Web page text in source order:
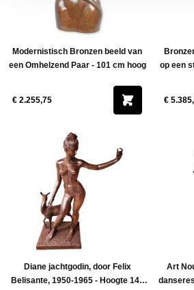
Modernistisch Bronzen beeld van
een Omhelzend Paar - 101 cm hoog
€ 2.255,75
op een
€
Diane jachtgodin, door Felix
Belisante, 1950-1965 - Hoogte 140
Art